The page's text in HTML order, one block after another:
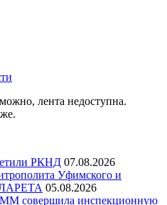
лента недоступна.
РКНД 07.08.2026
Уфимского и
05.08.2026
совершила инспекционную